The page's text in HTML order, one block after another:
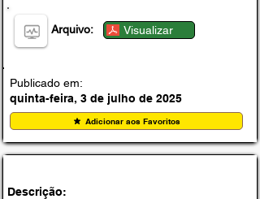
Arquivo: Visualizar
Publicado em:
quinta-feira, 3 de julho de 2025
Adicionar aos Favoritos
Descrição: